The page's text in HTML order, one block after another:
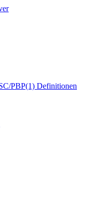
PBP(1) Definitionen